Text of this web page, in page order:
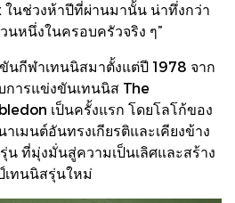
ในช่วงห้าปีที่ผ่านมานั้น น่าทึ่งกว่า
หนึ่งในครอบครัวจริง ๆ”
นกีฬาเทนนิสมาตั้งแต่ปี 1978 จาก
ารแข่งขันเทนนิส The
เป็นครั้งแรก โดยโลโก้ของ
เมนต์อันทรงเกียรติและเคียงข้าง
ที่มุ่งมั่นสู่ความเป็นเลิศและสร้าง
เทนนิสรุ่นใหม่